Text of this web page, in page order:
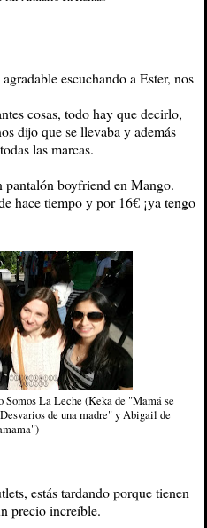
escuchando a Ester, nos
cosas, todo hay que decirlo,
dijo que se llevaba y además
las marcas.
pantalón boyfriend en Mango.
hace tiempo y por 16€ ¡ya tengo
Somos La Leche (Keka de "Mamá se
de una madre" y Abigail de
estás tardando porque tienen
precio increíble.